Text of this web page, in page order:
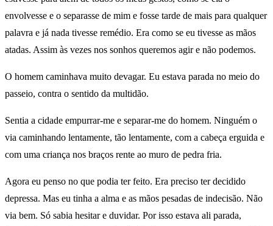
envolvesse e o separasse de mim e fosse tarde de mais para qualquer
palavra e já nada tivesse remédio. Era como se eu tivesse as mãos
atadas. Assim às vezes nos sonhos queremos agir e não podemos.
O homem caminhava muito devagar. Eu estava parada no meio do
passeio, contra o sentido da multidão.
Sentia a cidade empurrar-me e separar-me do homem. Ninguém o
via caminhando lentamente, tão lentamente, com a cabeça erguida e
com uma criança nos braços rente ao muro de pedra fria.
Agora eu penso no que podia ter feito. Era preciso ter decidido
depressa. Mas eu tinha a alma e as mãos pesadas de indecisão. Não
via bem. Só sabia hesitar e duvidar. Por isso estava ali parada,